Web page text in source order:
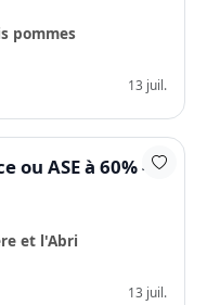
pommes
13 juil.
ASE à 60% -
et l'Abri
13 juil.